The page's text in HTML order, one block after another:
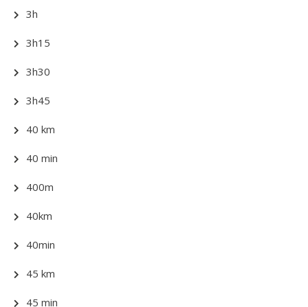
3h
3h15
3h30
3h45
40 km
40 min
400m
40km
40min
45 km
45 min